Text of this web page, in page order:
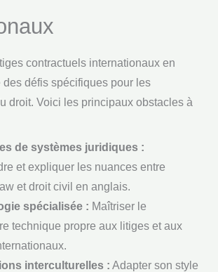
contractuels internationaux en
défis spécifiques pour les
droit. Voici les principaux obstacles à
de systèmes juridiques :
et expliquer les nuances entre
et droit civil en anglais.
spécialisée : Maîtriser le
technique propre aux litiges et aux
interculturelles : Adapter son style